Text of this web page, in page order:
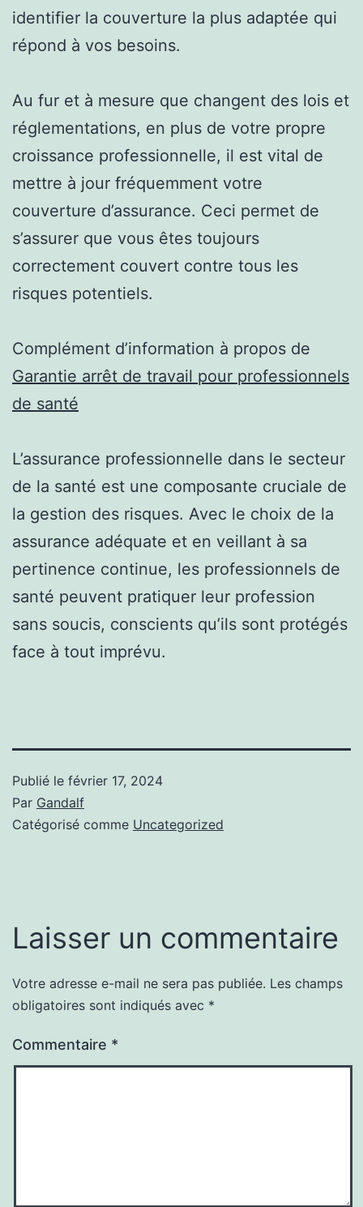
identifier la couverture la plus adaptée qui
répond à vos besoins.
Au fur et à mesure que changent des lois et
réglementations, en plus de votre propre
croissance professionnelle, il est vital de
mettre à jour fréquemment votre
couverture d’assurance. Ceci permet de
s’assurer que vous êtes toujours
correctement couvert contre tous les
risques potentiels.
Complément d’information à propos de
Garantie arrêt de travail pour professionnels
de santé
L’assurance professionnelle dans le secteur
de la santé est une composante cruciale de
la gestion des risques. Avec le choix de la
assurance adéquate et en veillant à sa
pertinence continue, les professionnels de
santé peuvent pratiquer leur profession
sans soucis, conscients qu’ils sont protégés
face à tout imprévu.
Publié le février 17, 2024
Par Gandalf
Catégorisé comme Uncategorized
Laisser un commentaire
Votre adresse e-mail ne sera pas publiée. Les champs
obligatoires sont indiqués avec *
Commentaire *